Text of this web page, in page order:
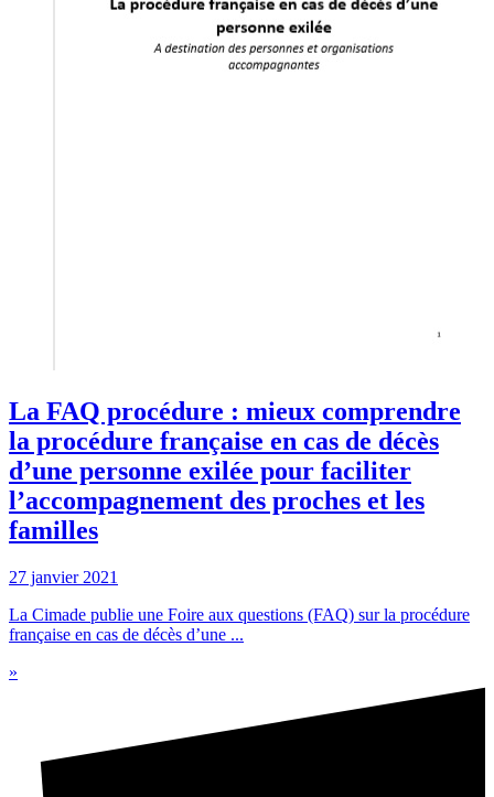
La FAQ procédure : mieux comprendre
la procédure française en cas de décès
d’une personne exilée pour faciliter
l’accompagnement des proches et les
familles
27 janvier 2021
La Cimade publie une Foire aux questions (FAQ) sur la procédure
française en cas de décès d’une ...
»